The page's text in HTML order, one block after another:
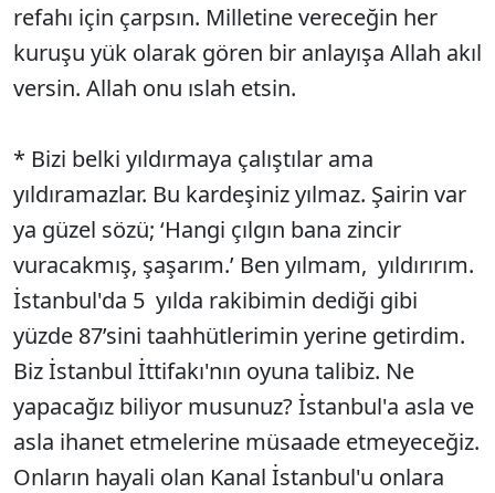
refahı için çarpsın. Milletine vereceğin her
kuruşu yük olarak gören bir anlayışa Allah akıl
versin. Allah onu ıslah etsin.
* Bizi belki yıldırmaya çalıştılar ama
yıldıramazlar. Bu kardeşiniz yılmaz. Şairin var
ya güzel sözü; ‘Hangi çılgın bana zincir
vuracakmış, şaşarım.’ Ben yılmam, yıldırırım.
İstanbul'da 5 yılda rakibimin dediği gibi
yüzde 87’sini taahhütlerimin yerine getirdim.
Biz İstanbul İttifakı'nın oyuna talibiz. Ne
yapacağız biliyor musunuz? İstanbul'a asla ve
asla ihanet etmelerine müsaade etmeyeceğiz.
Onların hayali olan Kanal İstanbul'u onlara